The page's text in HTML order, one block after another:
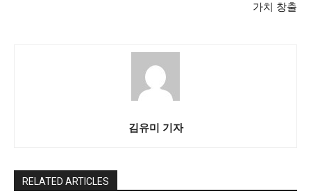
가치 창출
김유미 기자
RELATED ARTICLES